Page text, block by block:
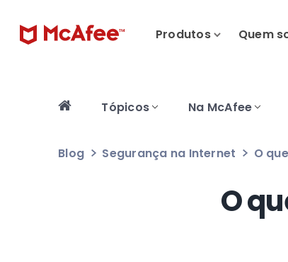
Produtos Quem
Tópicos Na McAfee
Blog Segurança na Internet O
O